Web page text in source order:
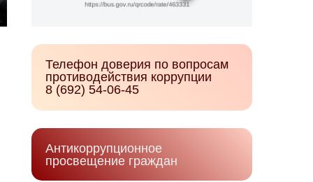
Телефон доверия по вопросам
противодействия коррупции
8 (692) 54-06-45
Антикоррупционное
просвещение граждан